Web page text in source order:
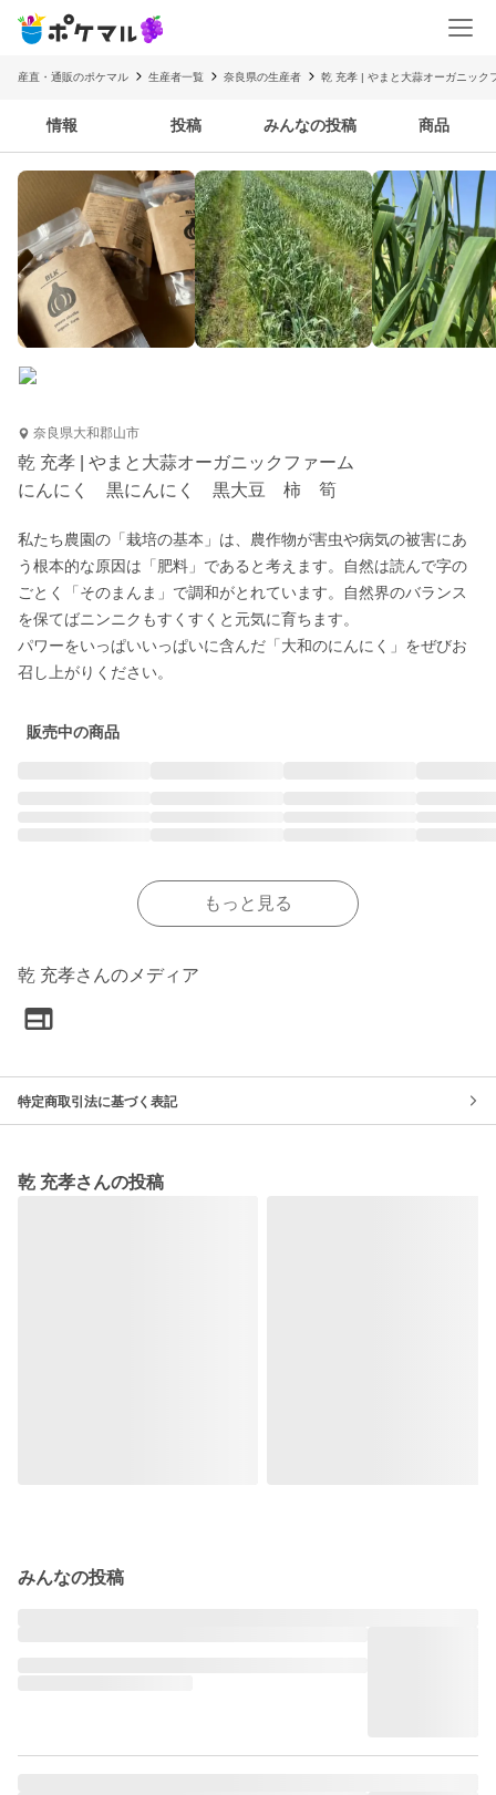
産直・通販のポケマル 生産者一覧 奈良県の生産者 乾 充孝 | やまと大蒜オーガニック
情報 投稿 みんなの投稿 商品
奈良県大和郡山市
乾 充孝 | やまと大蒜オーガニックファーム
にんにく 黒にんにく 黒大豆 柿 筍
私たち農園の「栽培の基本」は、農作物が害虫や病気の被害にあ
う根本的な原因は「肥料」であると考えます。自然は読んで字の
ごとく「そのまんま」で調和がとれています。自然界のバランス
を保てばニンニクもすくすくと元気に育ちます。
パワーをいっぱいいっぱいに含んだ「大和のにんにく」をぜびお
召し上がりください。
販売中の商品
もっと見る
乾 充孝さんのメディア
特定商取引法に基づく表記
乾 充孝さんの投稿
みんなの投稿